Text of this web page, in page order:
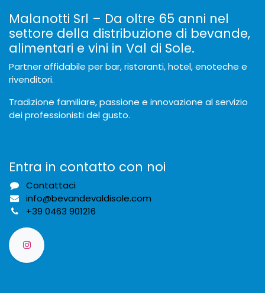
Malanotti Srl – Da oltre 65 anni nel
settore della distribuzione di bevande,
alimentari e vini in Val di Sole.
Partner affidabile per bar, ristoranti, hotel, enoteche e
rivenditori.
Tradizione familiare, passione e innovazione al servizio
dei professionisti del gusto.
Entra in contatto con noi
Contattaci
info@bevandevaldisole.com
+39 0463 901216